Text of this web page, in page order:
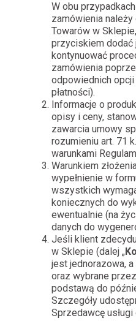
W obu
zamówienia
Towarów w
przyciskiem dodać
kontynuować
zamówienia
odpowiednich
płatności).
Informacje o
opisy i ceny,
zawarcia umowy
rozumieniu art. 71
warunkami
Warunkiem
wypełnienie w
wszystkich
koniecznych do
ewentualnie (na
danych do
Jeśli klient
w Sklepie (dalej „
jest jednorazowa,
oraz wybrane
podstawą do
Szczegóły
Sprzedawcę